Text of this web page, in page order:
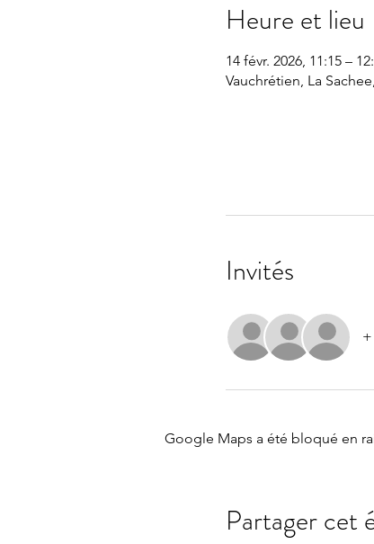
Heure et lieu
14 févr. 2026, 11:15 –
Vauchrétien, La
Invités
Google Maps a été bloqué en
Partager cet